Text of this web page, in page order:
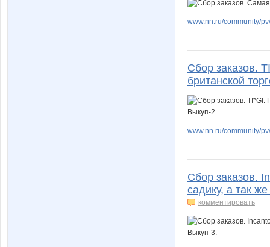
www.nn.ru/community/
Сбор заказов.
британской
www.nn.ru/community/
Сбор заказов.
садику, а так
комментировать